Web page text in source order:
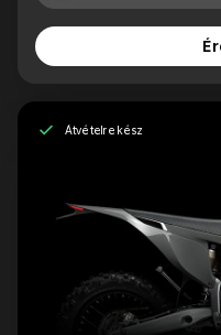
Átvételre kész